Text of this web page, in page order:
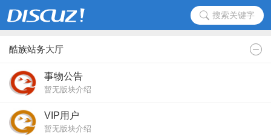
搜索关键字
酷族站务大厅
事物公告
暂无版块介绍
VIP用户
暂无版块介绍